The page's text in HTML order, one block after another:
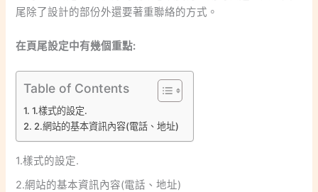
尾除了設計的部份外還要著重聯絡的方式。
在頁尾設定中有幾個重點:
Table of Contents
1.樣式的設定.
2.網站的基本資訊內容(電話、地址)
1.樣式的設定.
2.網站的基本資訊內容(電話、地址)